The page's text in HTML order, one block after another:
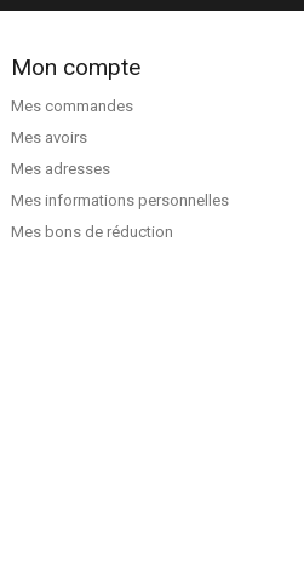
Mon compte
Mes commandes
Mes avoirs
Mes adresses
Mes informations personnelles
Mes bons de réduction